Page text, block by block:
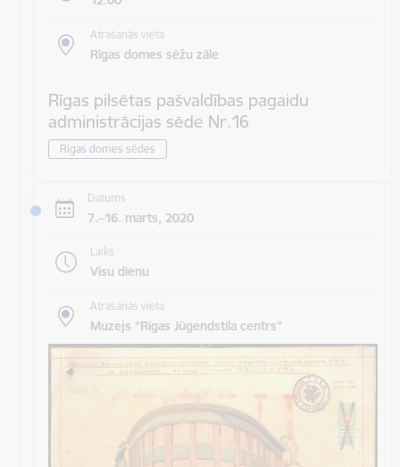
Atrašanās vieta
Rīgas domes sēžu zāle
Rīgas pilsētas pašvaldības pagaidu
administrācijas sēde Nr.16
Rīgas domes sēdes
Datums
7.–16. marts, 2020
Laiks
Visu dienu
Atrašanās vieta
Muzejs “Rīgas Jūgendstila centrs”